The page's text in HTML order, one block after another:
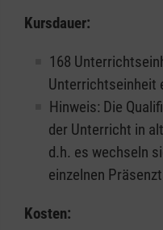
Kursdauer:
168
Unterrichtseinheit
Hinweis: Die
der Unterricht in
d.h. es wechseln
einzelnen
Kosten: